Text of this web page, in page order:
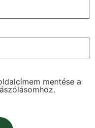
mentése a